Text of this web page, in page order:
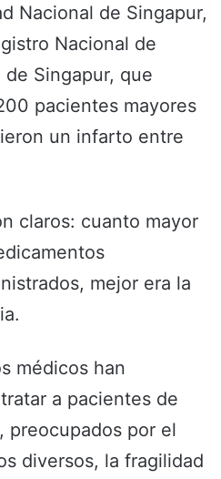
Nacional de Singapur,
Nacional de
Singapur, que
pacientes mayores
un infarto entre
claros: cuanto mayor
mejor era la
médicos han
a pacientes de
preocupados por el
diversos, la fragilidad